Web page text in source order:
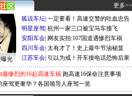
更多>>
光
狐说车坛 一定要看！高速交警的吐血忠告
明星座驾 杭州一家三口被宝马车撞飞
安阳车会 网友实拍:107国道遇惨烈车祸
四川车会 太有才了！史上最牛节油秘笈
江苏车会 引以为戒！开车接电话恐怖后果
最惨烈的16起高速车祸 跑高速16保命注意事项
座驾更奢华？各国领导人座驾一览